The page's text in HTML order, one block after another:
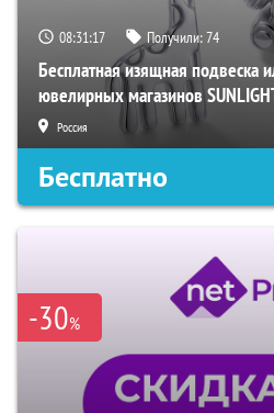
08:31:16 Получили:74
Бесплатная изящная подвеска
ювелирных магазинов
Россия
Бесплатно
-30%